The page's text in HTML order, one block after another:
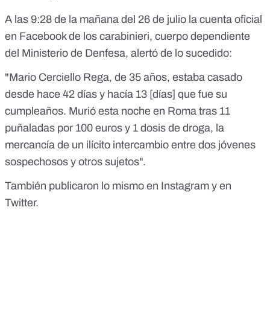
A las 9:28 de la mañana del 26 de julio la cuenta oficial
en Facebook de los carabinieri, cuerpo dependiente
del Ministerio de Denfesa, alertó de lo sucedido:
"Mario Cerciello Rega, de 35 años, estaba casado
desde hace 42 días y hacía 13 [días] que fue su
cumpleaños. Murió esta noche en Roma tras 11
puñaladas por 100 euros y 1 dosis de droga, la
mercancía de un ilícito intercambio entre dos jóvenes
sospechosos y otros sujetos".
También publicaron lo mismo en Instagram y en
Twitter.